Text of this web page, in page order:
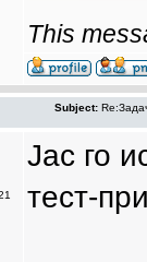
This
Subject:
Јас го
тест-